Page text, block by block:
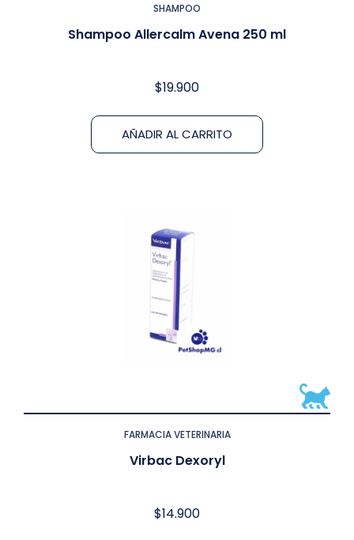
SHAMPOO
Shampoo Allercalm Avena 250 ml
$19.900
AÑADIR AL CARRITO
FARMACIA VETERINARIA
Virbac Dexoryl
$14.900